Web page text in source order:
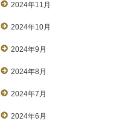
2024年11月
2024年10月
2024年9月
2024年8月
2024年7月
2024年6月